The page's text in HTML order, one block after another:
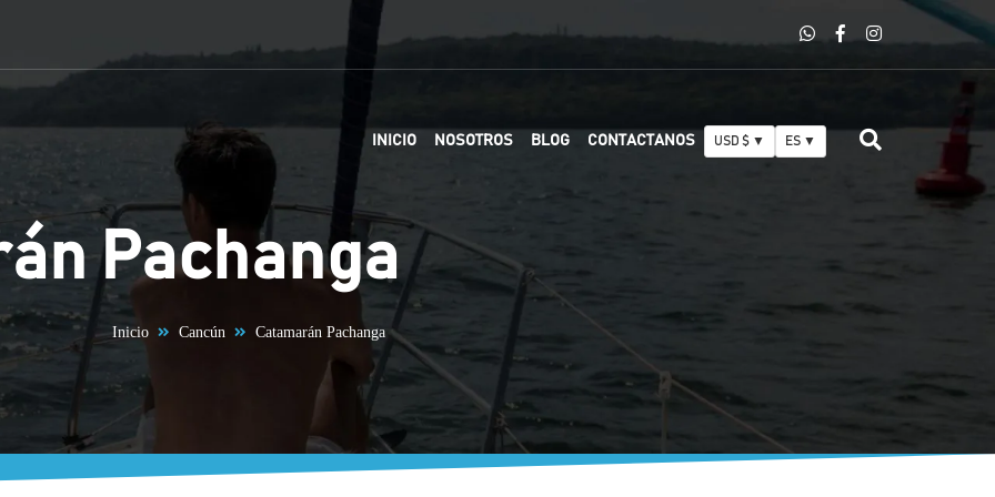
INICIO NOSOTROS BLOG CONTACTANOS USD $ ▼ ES ▼
Pachanga
Inicio Cancún Catamarán Pachanga